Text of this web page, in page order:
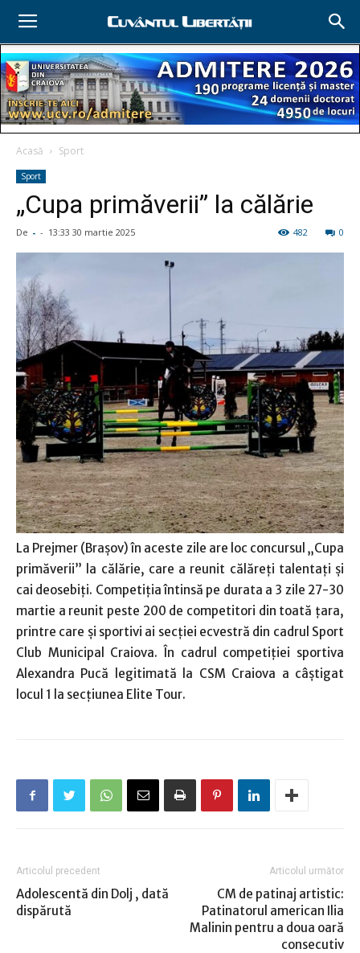
Acasă Sport
Sport
„Cupa primăverii” la călărie
De - - 13:33 30 martie 2025 0
482
La Prejmer (Braşov) în aceste zile are loc concursul „Cupa
primăverii” la călărie, care a reunit călăreţi talentaţi şi
cai deosebiţi. Competiţia întinsă pe durata a 3 zile 27-30
martie a reunit peste 200 de competitori din toată ţara,
printre care şi sportivi ai secţiei ecvestră din cadrul Sport
Club Municipal Craiova. În cadrul competiţiei sportiva
Alexandra Pucă legitimată la CSM Craiova a câştigat
locul 1 la secţiunea Elite Tour.
Articolul precedent
Adolescentă din Dolj , dată
dispărută
Articolul următor
CM de patinaj artistic:
Patinatorul american Ilia
Malinin pentru a doua oară
consecutiv